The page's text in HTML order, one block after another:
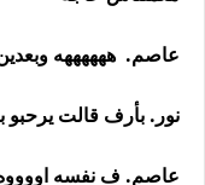
عاصم. ههههههه وبعدين
نور. بأرف قالت يرحبو
عاصم. ف نفسه اووووه